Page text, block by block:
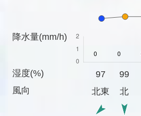
降水量(mm/h)
湿度(%)
風向
97 99
北東
北